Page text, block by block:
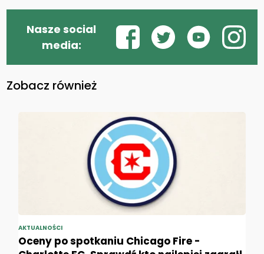
Nasze social
media:
Zobacz również
AKTUALNOŚCI
Oceny po spotkaniu Chicago Fire -